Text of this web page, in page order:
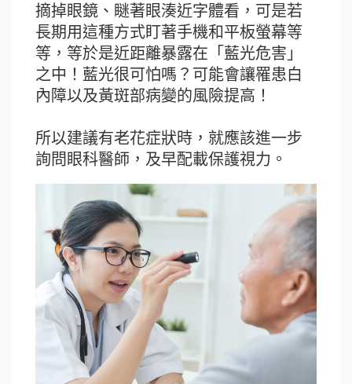
摘掉眼鏡、瞇著眼湊近字體看，可是若
長期用這種方式盯著手機和平板螢幕等
等，等於是近距離暴露在「藍光危害」
之中！藍光很可怕嗎？可能會讓罹患白
內障以及黃斑部病變的風險提高！
所以建議有老花症狀時，就應該進一步
詢問眼科醫師，及早配載保護視力。